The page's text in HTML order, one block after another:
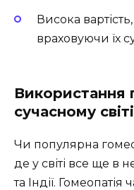
Висока
враховуючи їх
Використання
сучасному світі
Чи популярна
де у світі все ще в
та Індії. Гомеопатія